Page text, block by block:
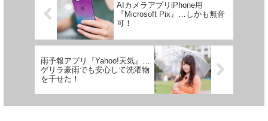
AIカメラアプリiPhone用
『Microsoft Pix』…しかも無音
可！
雨予報アプリ『Yahoo!天気』…
ゲリラ豪雨でも安心して洗濯物
を干せた！